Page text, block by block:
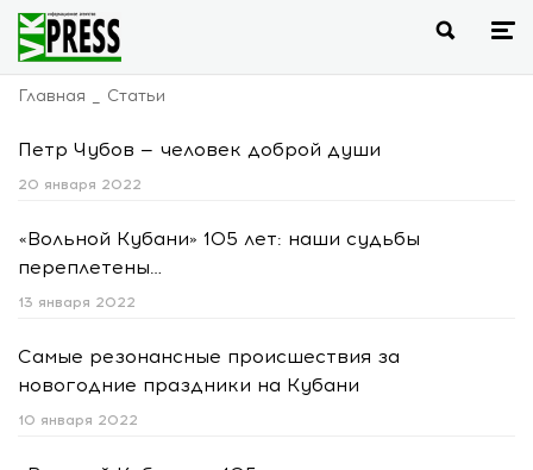
Главная Статьи
Петр Чубов — человек доброй души
20 января 2022
«Вольной Кубани» 105 лет: наши судьбы
переплетены…
13 января 2022
Самые резонансные происшествия за
новогодние праздники на Кубани
10 января 2022